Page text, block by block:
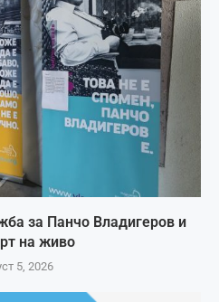
за Панчо Владигеров и
на живо
5, 2026